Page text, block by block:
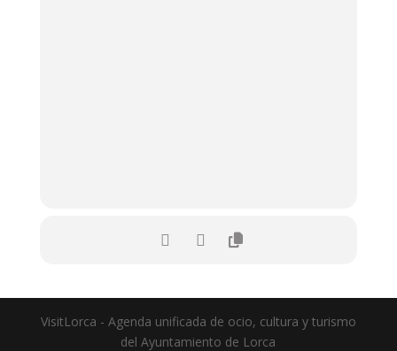
VisitLorca - Agenda unificada de ocio, cultura y turismo
del Ayuntamiento de Lorca